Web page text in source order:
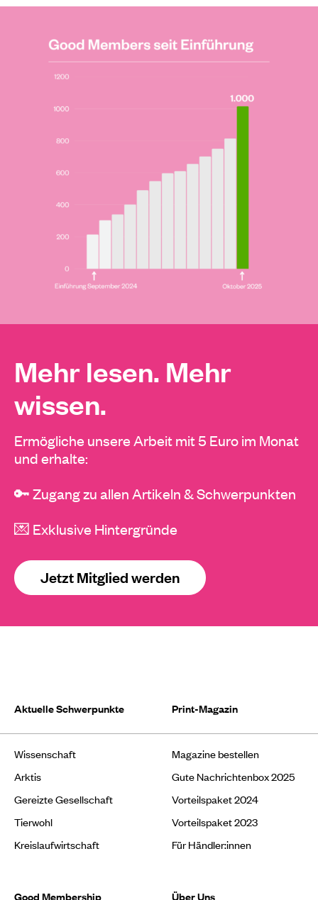
Mehr lesen. Mehr
wissen.
Ermögliche unsere Arbeit mit 5 Euro im Monat
und erhalte:
🔑 Zugang zu allen Artikeln & Schwerpunkten
💌 Exklusive Hintergründe
Jetzt Mitglied werden
Aktuelle Schwerpunkte
Wissenschaft
Arktis
Gereizte Gesellschaft
Tierwohl
Kreislaufwirtschaft
Print-Magazin
Magazine bestellen
Gute Nachrichtenbox 2025
Vorteilspaket 2024
Vorteilspaket 2023
Für Händler:innen
Good Membership Über Uns